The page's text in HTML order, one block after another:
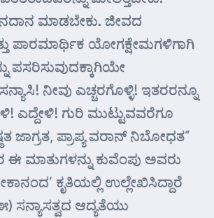
ಮಾಡಬೇಕು. ಜೀವದ
ಪಾರಮಾರ್ಥಿಕ ಯೋಗಕ್ಷೇಮಗಳಿಗಾಗಿ
ಪಸರಿಸುವುದಕ್ಕಾಗಿಯೇ
ನೀವು ಎಚ್ಚರಗೊಳ್ಳಿ! ಇತರರನ್ನೂ
ಎದ್ದೇಳಿ! ಗುರಿ ಮುಟ್ಟುವವರೆಗೂ
ಜಾಗ್ರತ, ಪ್ರಾಪ್ಯ ವರಾನ್ ನಿಬೋಧತ”
ಮಾತುಗಳನ್ನು ಕುವೆಂಪು ಅವರು
ಕೃತಿಯಲ್ಲಿ ಉಲ್ಲೇಖಿಸಿದ್ದಾರೆ
ಸನ್ಯಾಸತ್ವದ ಆದ್ಯತೆಯು